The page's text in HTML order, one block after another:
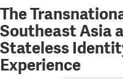
The
Southeast Asia
Stateless
Experience